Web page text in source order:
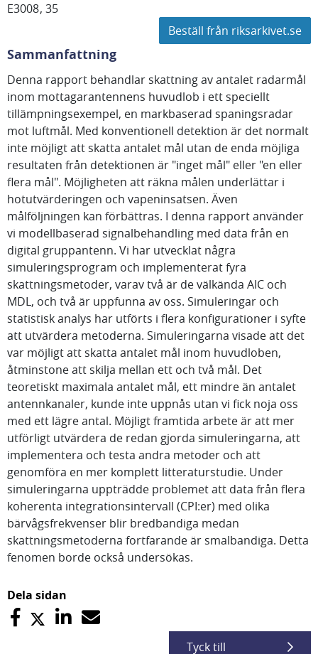
E3008 35
Beställ från riksarkivet.se
Sammanfattning
Denna rapport behandlar skattning av antalet radarmål
inom mottagarantennens huvudlob i ett speciellt
tillämpningsexempel, en markbaserad spaningsradar
mot luftmål. Med konventionell detektion är det normalt
inte möjligt att skatta antalet mål utan de enda möjliga
resultaten från detektionen är "inget mål" eller "en eller
flera mål". Möjligheten att räkna målen underlättar i
hotutvärderingen och vapeninsatsen. Även
målföljningen kan förbättras. I denna rapport använder
vi modellbaserad signalbehandling med data från en
digital gruppantenn. Vi har utvecklat några
simuleringsprogram och implementerat fyra
skattningsmetoder, varav två är de välkända AIC och
MDL, och två är uppfunna av oss. Simuleringar och
statistisk analys har utförts i flera konfigurationer i syfte
att utvärdera metoderna. Simuleringarna visade att det
var möjligt att skatta antalet mål inom huvudloben,
åtminstone att skilja mellan ett och två mål. Det
teoretiskt maximala antalet mål, ett mindre än antalet
antennkanaler, kunde inte uppnås utan vi fick noja oss
med ett lägre antal. Möjligt framtida arbete är att mer
utförligt utvärdera de redan gjorda simuleringarna, att
implementera och testa andra metoder och att
genomföra en mer komplett litteraturstudie. Under
simuleringarna uppträdde problemet att data från flera
koherenta integrationsintervall (CPI:er) med olika
bärvågsfrekvenser blir bredbandiga medan
skattningsmetoderna fortfarande är smalbandiga. Detta
fenomen borde också undersökas.
Dela sidan
Tyck till